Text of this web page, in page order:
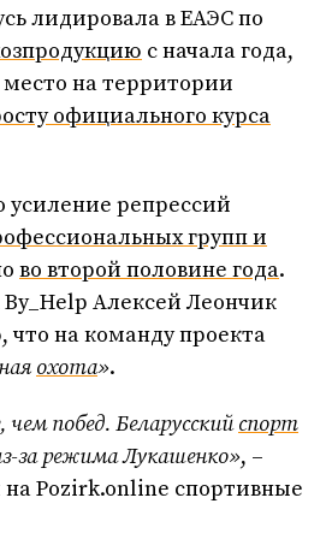
лидировала в ЕАЭС по
с начала года,
место на территории
официального курса
репрессий
групп и
во второй половине года.
Алексей Леончик
что на команду проекта
охота».
побед. Беларусскийспорт
за режима Лукашенко», –
на Pozirk.online спортивные